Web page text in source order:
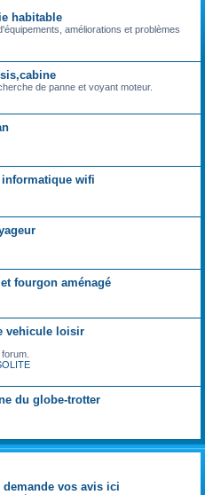
habitable
améliorations et problèmes
de panne et voyant moteur.
wifi
fourgon aménagé
vehicule loisir
du globe-trotter
vos avis ici